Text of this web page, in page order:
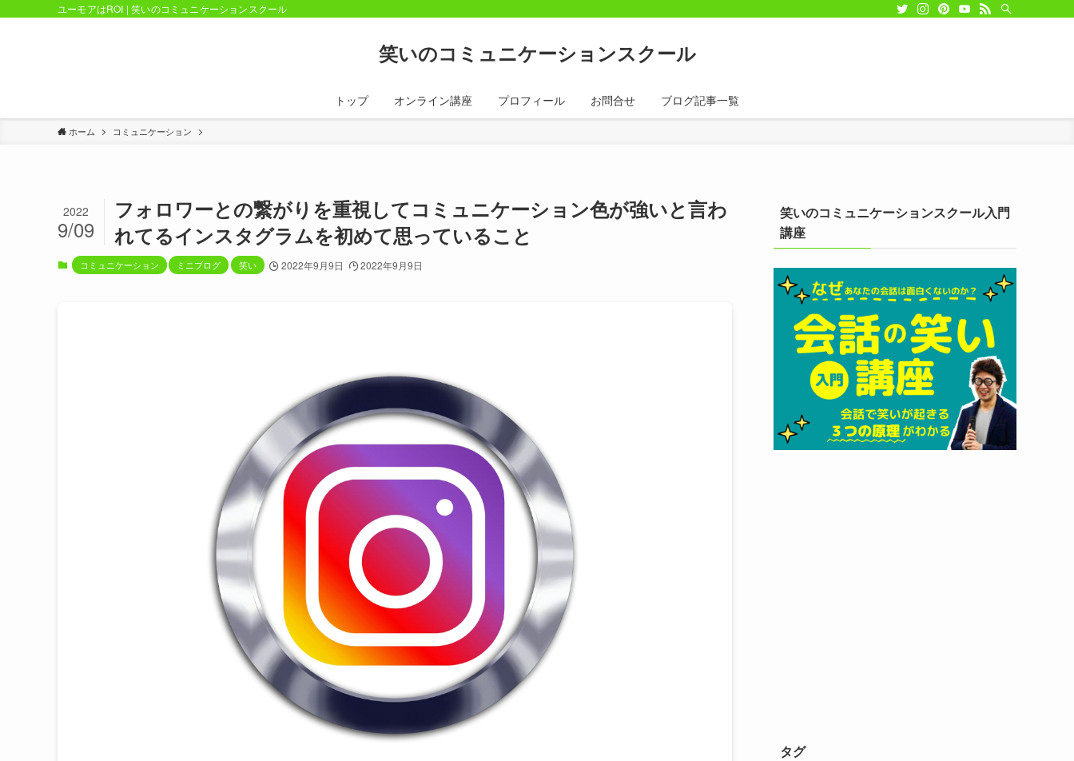
ユーモアはROI | 笑いのコミュニケーションスクール
笑いのコミュニケーションスクール
トップ オンライン講座 プロフィール お問合せ ブログ記事一覧
ホーム コミュニケーション
フォロワーとの繋がりを重視してコミュニケーション色が強いと言わ
れてるインスタグラムを初めて思っていること
2022
9/09
コミュニケーション ミニブログ 笑い 2022年9月9日 2022年9月9日
笑いのコミュニケーションスクール入門
講座
タグ